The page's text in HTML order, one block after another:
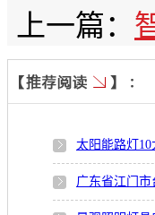
上一篇：
太阳能路灯
广东省江门市